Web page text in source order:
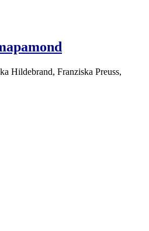
Hildebrand, Franziska Preuss,